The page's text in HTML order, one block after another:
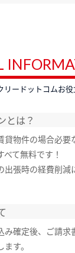
リードットコムお
とは？
貸物件の場合必要
べて無料です！
出張時の経費削減
み確定後、ご請求
す。